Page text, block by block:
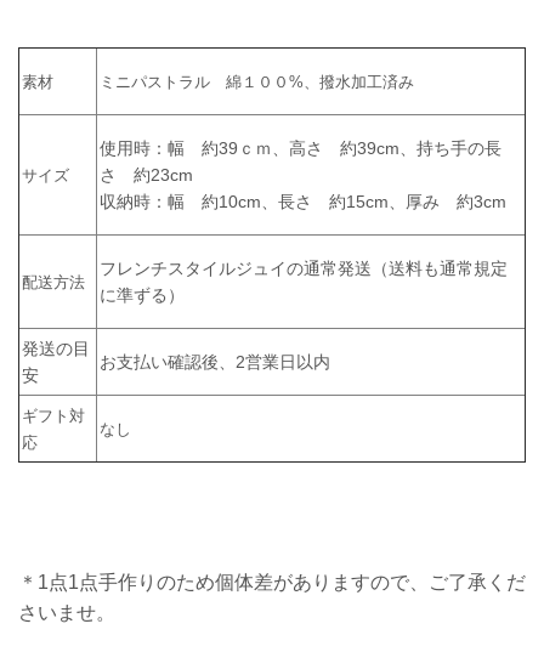
素材 ミニパストラル 綿１００%、撥水加工済み
サイズ
使用時：幅 約39ｃｍ、高さ 約39cm、持ち手の長
さ 約23cm
収納時：幅 約10cm、長さ 約15cm、厚み 約3cm
配送方法
フレンチスタイルジュイの通常発送（送料も通常規定
に準ずる）
発送の目
安
お支払い確認後、2営業日以内
ギフト対
応
なし
＊1点1点手作りのため個体差がありますので、ご了承くだ
さいませ。